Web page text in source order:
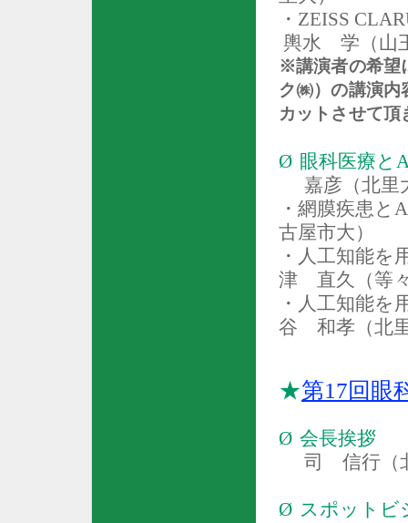
・ ZEISS
輿水 学（山
※講演者の希望
ク㈱）の講演内
カットさせて頂
Ø 眼科医療と
嘉彦（北里
・網膜疾患と
古屋市大）
・人工知能を
津 直久（等
・人工知能を
谷 和孝（北
★第17回眼
Ø 会長挨拶
司 信行（
Ø スポットビ